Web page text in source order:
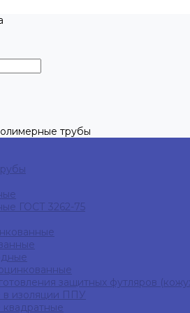
трубы
ГОСТ 3262-75
защитных футляров
в изоляции ППУ